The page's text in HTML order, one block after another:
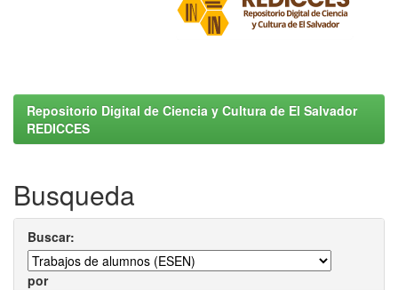
Repositorio Digital de Ciencia y Cultura de El Salvador
REDICCES
Busqueda
Buscar:
por